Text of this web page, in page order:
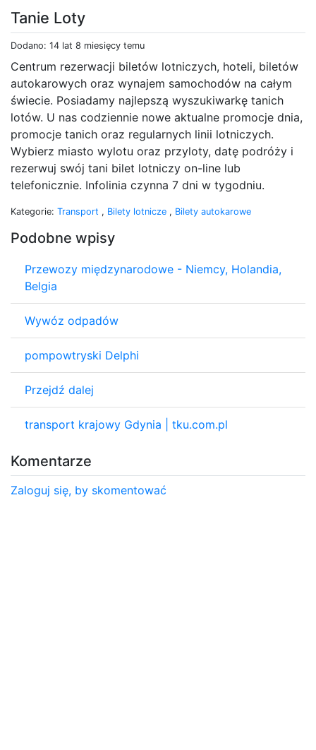
Tanie Loty
Dodano: 14 lat 8 miesięcy temu
Centrum rezerwacji biletów lotniczych, hoteli, biletów
autokarowych oraz wynajem samochodów na całym
świecie. Posiadamy najlepszą wyszukiwarkę tanich
lotów. U nas codziennie nowe aktualne promocje dnia,
promocje tanich oraz regularnych linii lotniczych.
Wybierz miasto wylotu oraz przyloty, datę podróży i
rezerwuj swój tani bilet lotniczy on-line lub
telefonicznie. Infolinia czynna 7 dni w tygodniu.
Kategorie: Transport , Bilety lotnicze , Bilety autokarowe
Podobne wpisy
Przewozy międzynarodowe - Niemcy, Holandia,
Belgia
Wywóz odpadów
pompowtryski Delphi
Przejdź dalej
transport krajowy Gdynia | tku.com.pl
Komentarze
Zaloguj się, by skomentować